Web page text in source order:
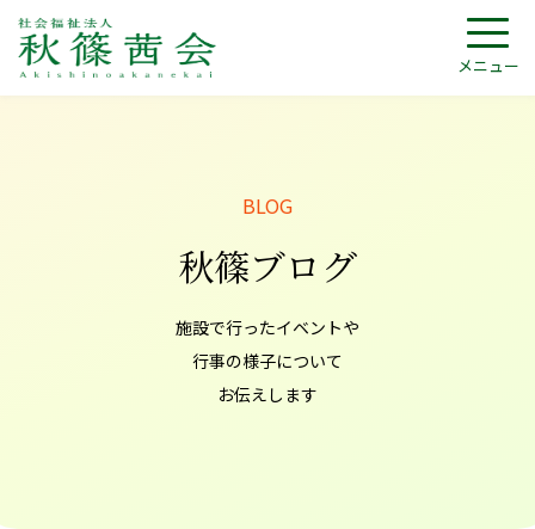
メニュー
秋篠ブログ
施設で行ったイベントや
行事の様子について
お伝えします